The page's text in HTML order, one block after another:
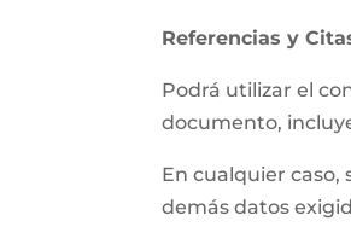
Referencias y
Podrá utilizar el
documento,
En cualquier
demás datos